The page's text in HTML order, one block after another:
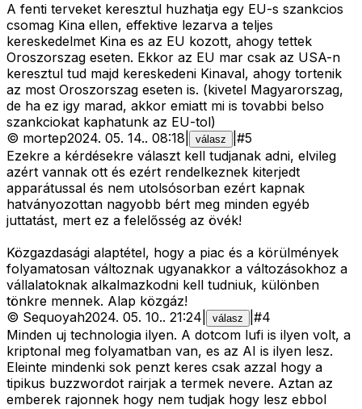
A fenti terveket keresztul huzhatja egy EU-s szankcios
csomag Kina ellen, effektive lezarva a teljes
kereskedelmet Kina es az EU kozott, ahogy tettek
Oroszorszag eseten. Ekkor az EU mar csak az USA-n
keresztul tud majd kereskedeni Kinaval, ahogy tortenik
az most Oroszorszag eseten is. (kivetel Magyarorszag,
de ha ez igy marad, akkor emiatt mi is tovabbi belso
szankciokat kaphatunk az EU-tol)
© mortep2024. 05. 14.. 08:18 válasz #5
Ezekre a kérdésekre választ kell tudjanak adni, elvileg
azért vannak ott és ezért rendelkeznek kiterjedt
apparátussal és nem utolsósorban ezért kapnak
hatványozottan nagyobb bért meg minden egyéb
juttatást, mert ez a felelősség az övék!
Közgazdasági alaptétel, hogy a piac és a körülmények
folyamatosan változnak ugyanakkor a változásokhoz a
vállalatoknak alkalmazkodni kell tudniuk, különben
tönkre mennek. Alap közgáz!
© Sequoyah2024. 05. 10.. 21:24 válasz #4
Minden uj technologia ilyen. A dotcom lufi is ilyen volt, a
kriptonal meg folyamatban van, es az AI is ilyen lesz.
Eleinte mindenki sok penzt keres csak azzal hogy a
tipikus buzzwordot rairjak a termek nevere. Aztan az
emberek rajonnek hogy nem tudjak hogy lesz ebbol